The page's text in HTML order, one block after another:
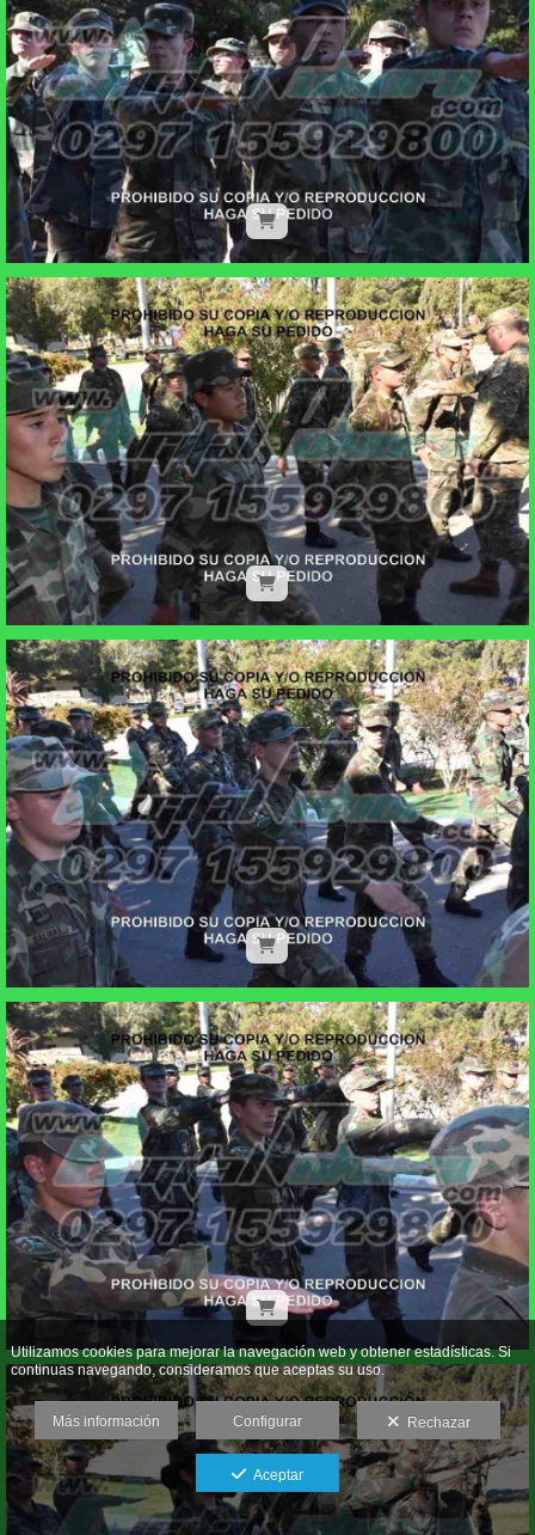
Utilizamos cookies para mejorar la navegación web y obtener estadísticas. Si
continuas navegando, consideramos que aceptas su uso.
Más información Configurar Rechazar
Aceptar